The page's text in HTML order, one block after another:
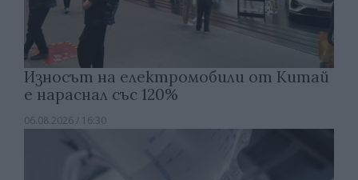
Износът на електромобили от Китай
е нараснал със 120%
06.08.2026 / 16:30